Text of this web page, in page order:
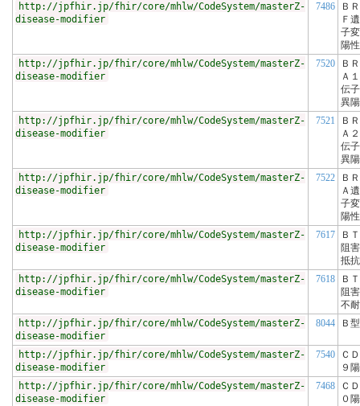
http://jpfhir.jp/fhir/core/mhlw/CodeSystem/masterZ-
disease-modifier
7486
Ｂ
Ｆ
子
陽性
http://jpfhir.jp/fhir/core/mhlw/CodeSystem/masterZ-
disease-modifier
7520
Ｂ
Ａ
伝
異
http://jpfhir.jp/fhir/core/mhlw/CodeSystem/masterZ-
disease-modifier
7521
Ｂ
Ａ
伝
異
http://jpfhir.jp/fhir/core/mhlw/CodeSystem/masterZ-
disease-modifier
7522
Ｂ
Ａ
子
陽性
http://jpfhir.jp/fhir/core/mhlw/CodeSystem/masterZ-
disease-modifier
7617
Ｂ
阻
抵
http://jpfhir.jp/fhir/core/mhlw/CodeSystem/masterZ-
disease-modifier
7618
Ｂ
阻
不
http://jpfhir.jp/fhir/core/mhlw/CodeSystem/masterZ-
disease-modifier
8044 Ｂ型
http://jpfhir.jp/fhir/core/mhlw/CodeSystem/masterZ-
disease-modifier
7540
Ｃ
９
http://jpfhir.jp/fhir/core/mhlw/CodeSystem/masterZ-
disease-modifier
7468
Ｃ
０